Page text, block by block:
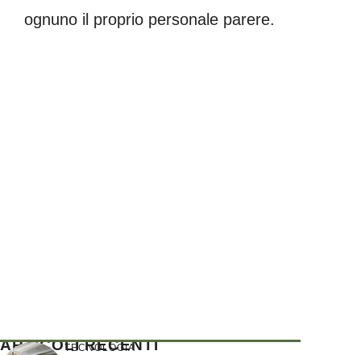
ognuno il proprio personale parere.
ARTICOLI RECENTI
TECNOLOGIA